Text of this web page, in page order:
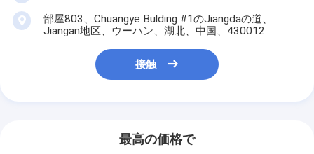
部屋803、Chuangye Bulding #1のJiangdaの道、
Jiangan地区、ウーハン、湖北、中国、430012
接触
最高の価格で